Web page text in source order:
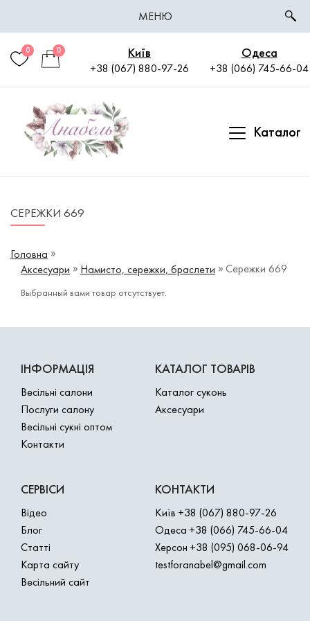
МЕНЮ
Київ
+38 (067) 880-97-26
Одеса
+38 (066) 745-66-04
0 0
Каталог
СЕРЕЖКИ 669
Головна
Аксесуари
Намисто, сережки, браслети Сережки 669
Выбранный вами товар отсутствует.
ІНФОРМАЦІЯ
Весільні салони
Послуги салону
Весільні сукні оптом
Контакти
КАТАЛОГ ТОВАРІВ
Каталог суконь
Аксесуари
СЕРВІСИ
Відео
Блог
Статті
Карта сайту
Весільний сайт
КОНТАКТИ
Київ +38 (067) 880-97-26
Одеса +38 (066) 745-66-04
Херсон +38 (095) 068-06-94
testforanabel@gmail.com